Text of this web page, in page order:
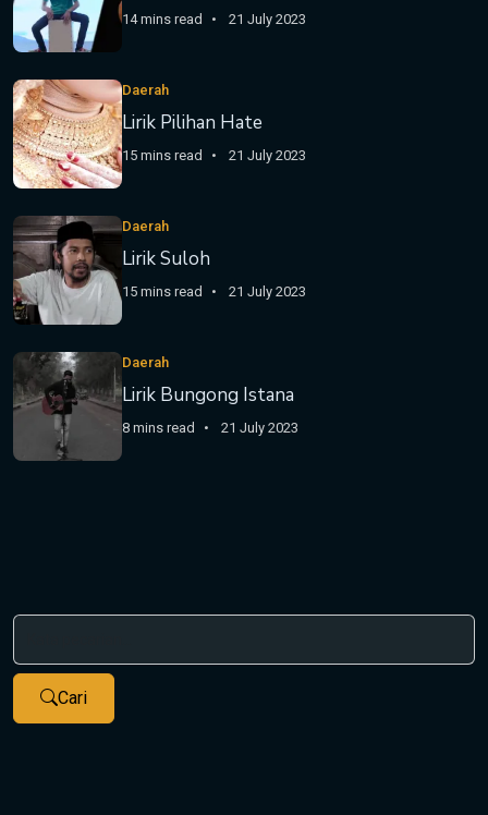
14 mins read 21 July 2023
Daerah
Lirik Pilihan Hate
15 mins read 21 July 2023
Daerah
Lirik Suloh
15 mins read 21 July 2023
Daerah
Lirik Bungong Istana
8 mins read 21 July 2023
Cari